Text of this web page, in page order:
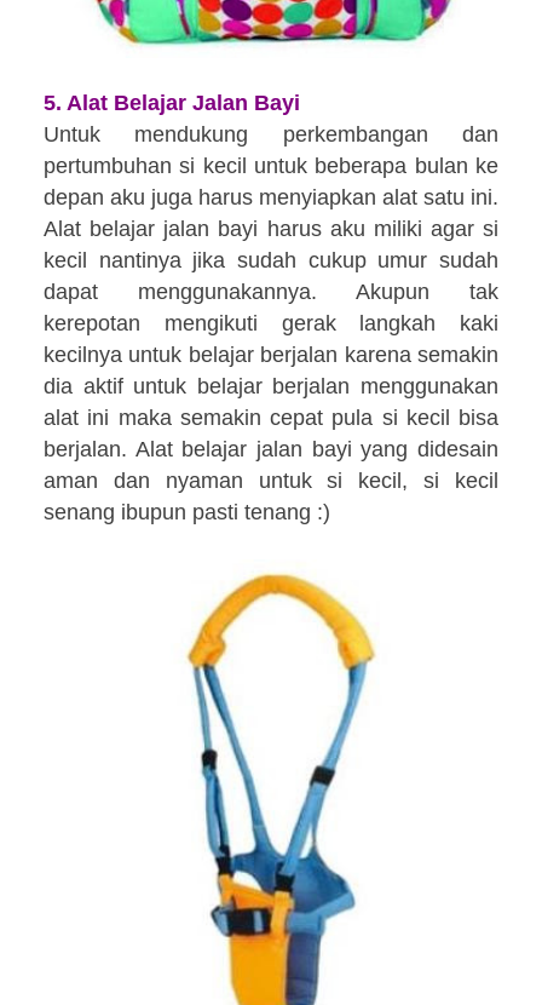
5. Alat Belajar Jalan Bayi
Untuk mendukung perkembangan dan
pertumbuhan si kecil untuk beberapa bulan ke
depan aku juga harus menyiapkan alat satu ini.
Alat belajar jalan bayi harus aku miliki agar si
kecil nantinya jika sudah cukup umursudah
dapat menggunakannya. Akupun tak
kerepotan mengikuti gerak langkah kaki
kecilnya untuk belajar berjalan karena semakin
dia aktif untuk belajar berjalan menggunakan
alat ini maka semakin cepat pula si kecil bisa
berjalan. Alat belajar jalan bayi yang didesain
aman dan nyaman untuk si kecil, si kecil
senang ibupun pasti tenang :)